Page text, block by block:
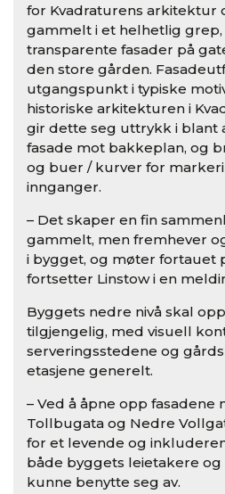
for Kvadraturens arkitektur
gammelt i et helhetlig
transparente fasader på
den store gården.
utgangspunkt i typiske
historiske arkitekturen i
gir dette seg uttrykk i blant
fasade mot bakkeplan, og
og buer / kurver for
innganger.
– Det skaper en fin
gammelt, men fremhever
i bygget, og møter fortauet
fortsetter Linstow i en
Byggets nedre nivå skal
tilgjengelig, med visuell
serveringsstedene og
etasjene generelt.
– Ved å åpne opp fasadene
Tollbugata og Nedre
for et levende og
både byggets leietakere
kunne benytte seg av.